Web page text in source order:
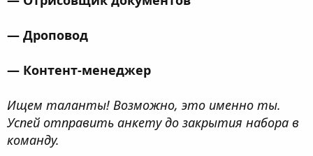
— Дроповод
— Контент-менеджер
Ищем таланты! Возможно, это именно ты.
Успей отправить анкету до закрытия набора в
команду.